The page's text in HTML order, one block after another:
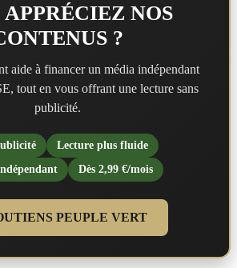
APPRÉCIEZ NOS
?
aide à financer un média indépendant
tout en vous offrant une lecture sans
publicité.
Lecture plus fluide
Dès 2,99 €/mois
PEUPLE VERT